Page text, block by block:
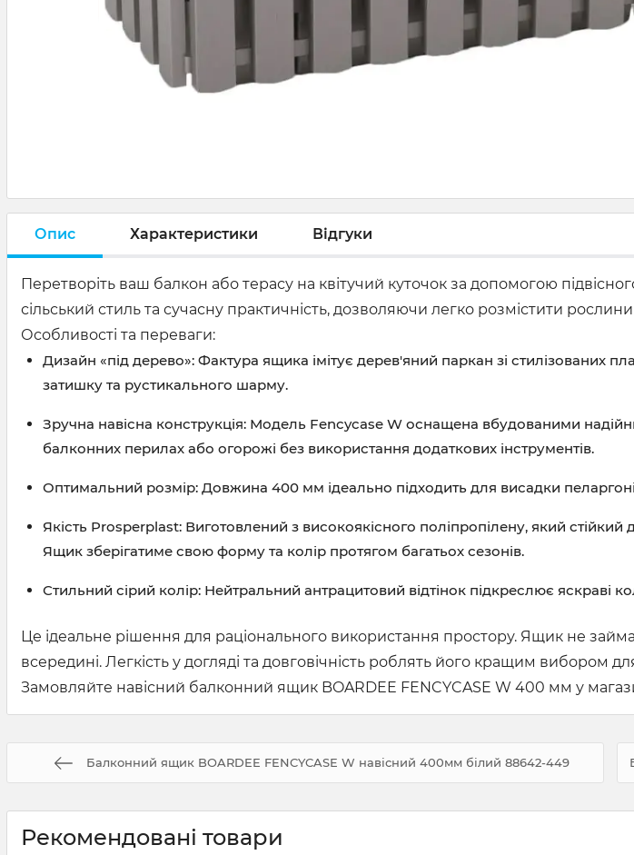
Опис Характеристики Відгуки
Перетворіть ваш балкон або терасу на квітучий куточок за допомогою
сільський стиль та сучасну практичність, дозволяючи легко розмістити
Особливості та переваги:
Дизайн «під дерево»: Фактура ящика імітує дерев'яний паркан зі стилізованих
затишку та рустикального шарму.
Зручна навісна конструкція: Модель Fencycase W оснащена вбудованими
балконних перилах або огорожі без використання додаткових інструментів.
Оптимальний розмір: Довжина 400 мм ідеально підходить для висадки
Якість Prosperplast: Виготовлений з високоякісного поліпропілену, який
Ящик зберігатиме свою форму та колір протягом багатьох сезонів.
Стильний сірий колір: Нейтральний антрацитовий відтінок підкреслює яскраві
Це ідеальне рішення для раціонального використання простору. Ящик не
всередині. Легкість у догляді та довговічність роблять його кращим вибором
Замовляйте навісний балконний ящик BOARDEE FENCYCASE W 400 мм у
Балконний ящик BOARDEE FENCYCASE W навісний 400мм білий 88642-449
Рекомендовані товари